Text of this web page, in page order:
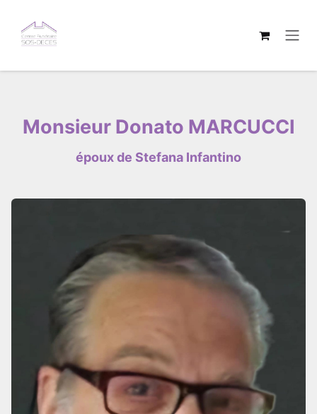
Monsieur Donato MARCUCCI
époux de Stefana Infantino